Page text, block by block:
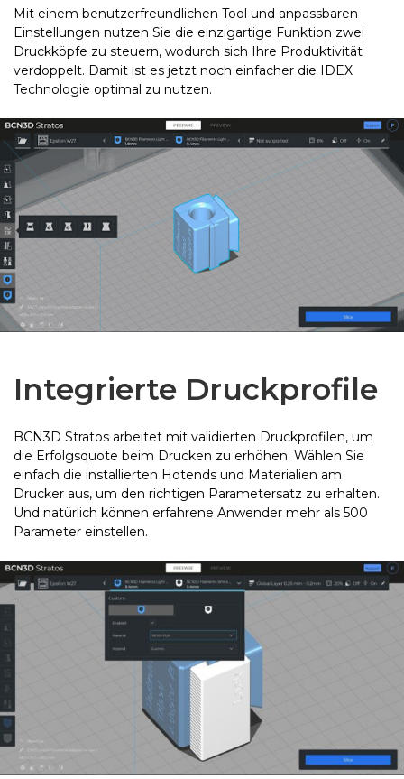
Mit einem benutzerfreundlichen Tool und anpassbaren
Einstellungen nutzen Sie die einzigartige Funktion zwei
Druckköpfe zu steuern, wodurch sich Ihre Produktivität
verdoppelt. Damit ist es jetzt noch einfacher die IDEX
Technologie optimal zu nutzen.
Integrierte Druckprofile
BCN3D Stratos arbeitet mit validierten Druckprofilen, um
die Erfolgsquote beim Drucken zu erhöhen. Wählen Sie
einfach die installierten Hotends und Materialien am
Drucker aus, um den richtigen Parametersatz zu erhalten.
Und natürlich können erfahrene Anwender mehr als 500
Parameter einstellen.